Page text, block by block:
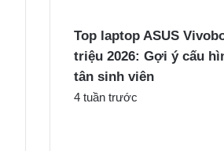
Top laptop ASUS
triệu 2026: Gợi ý cấu
tân sinh viên
4 tuần trước